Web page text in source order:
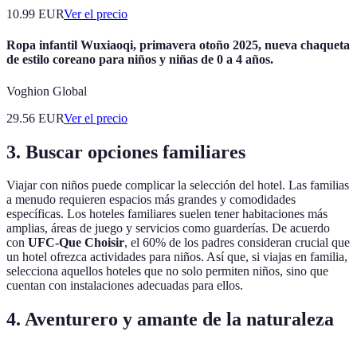
10.99 EURVer el precio
Ropa infantil Wuxiaoqi, primavera otoño 2025, nueva chaqueta
de estilo coreano para niños y niñas de 0 a 4 años.
Voghion Global
29.56 EURVer el precio
3. Buscar opciones familiares
Viajar con niños puede complicar la selección del hotel. Las familias
a menudo requieren espacios más grandes y comodidades
específicas. Los hoteles familiares suelen tener habitaciones más
amplias, áreas de juego y servicios como guarderías. De acuerdo
con UFC-Que Choisir, el 60% de los padres consideran crucial que
un hotel ofrezca actividades para niños. Así que, si viajas en familia,
selecciona aquellos hoteles que no solo permiten niños, sino que
cuentan con instalaciones adecuadas para ellos.
4. Aventurero y amante de la naturaleza